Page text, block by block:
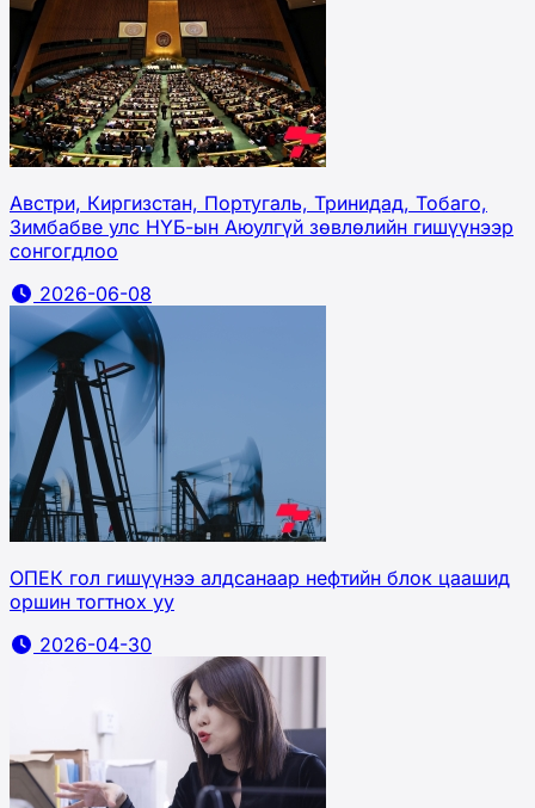
Австри, Киргизстан, Португаль, Тринидад, Тобаго,
Зимбабве улс НҮБ-ын Аюулгүй зөвлөлийн гишүүнээр
сонгогдлоо
2026-06-08
ОПЕК гол гишүүнээ алдсанаар нефтийн блок цаашид
оршин тогтнох уу
2026-04-30